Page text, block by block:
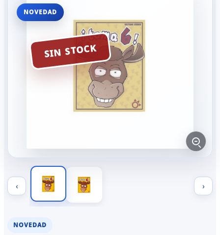
NOVEDAD
SIN STOCK
‹ ›
NOVEDAD